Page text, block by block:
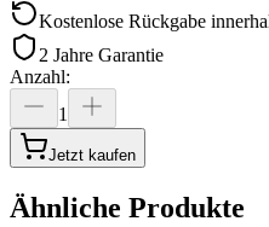
Kostenlose Rückgabe
2 Jahre Garantie
Anzahl:
1
Jetzt kaufen
Ähnliche Produkte